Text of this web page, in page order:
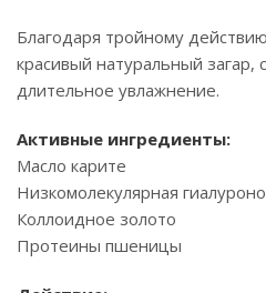
Благодаря тройному
красивый натуральный
длительное увлажнение.
Активные ингредиенты:
Масло карите
Низкомолекулярная
Коллоидное золото
Протеины пшеницы